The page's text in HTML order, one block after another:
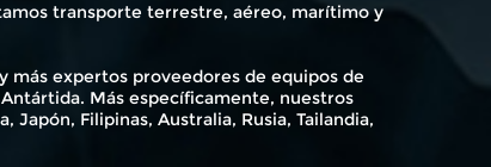
transporte terrestre, aéreo, marítimo y
más expertos proveedores de equipos de
Más específicamente, nuestros
Japón, Filipinas, Australia, Rusia, Tailandia,